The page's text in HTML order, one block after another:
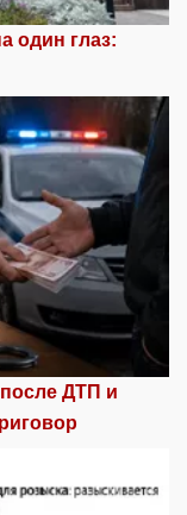
один глаз:
ДТП и